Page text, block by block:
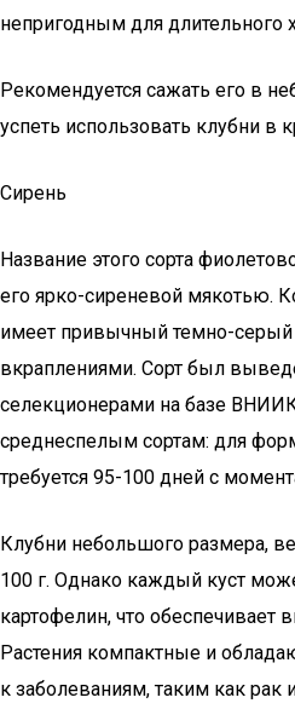
непригодным для длительного
Рекомендуется сажать его в
успеть использовать клубни в
Сирень
Название этого сорта
его ярко-сиреневой мякотью.
имеет привычный темно-
вкраплениями. Сорт был
селекционерами на базе
среднеспелым сортам: для
требуется 95-100 дней с
Клубни небольшого размера,
100 г. Однако каждый куст
картофелин, что обеспечивает
Растения компактные и
к заболеваниям, таким как рак